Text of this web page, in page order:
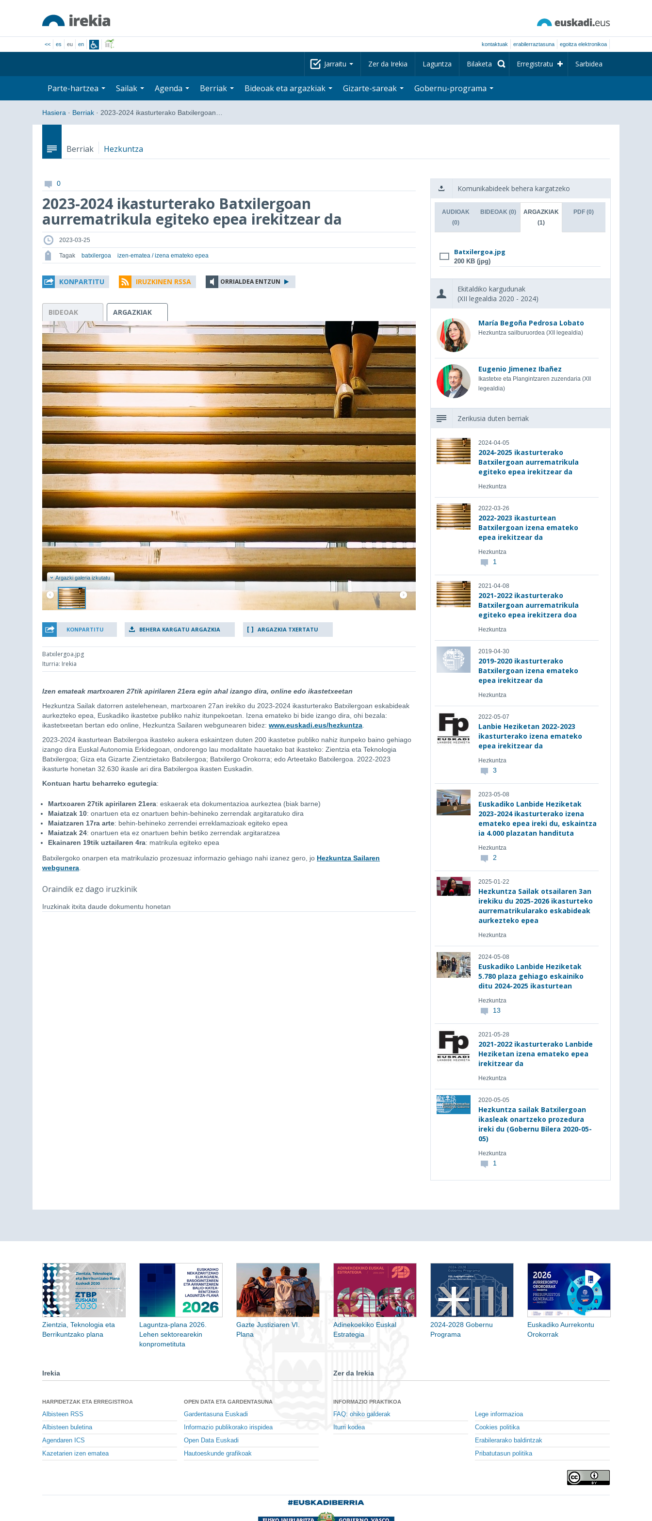
<< es eu en kontaktuak erabilerraztasuna egoitza elektronikoa
Jarraitu Zer da Irekia Laguntza Bilaketa Erregistratu Sarbidea
Parte-hartzea Sailak Agenda Berriak Bideoak eta argazkiak Gizarte-sareak Gobernu-programa
Hasiera · Berriak · 2023-2024 ikasturterako Batxilergoan…
Berriak Hezkuntza
0
2023-2024 ikasturterako Batxilergoan
aurrematrikula egiteko epea irekitzear da
2023-03-25
Tagak batxilergoa izen-ematea / izena emateko epea
KONPARTITU IRUZKINEN RSSA ORRIALDEA ENTZUN
BIDEOAK ARGAZKIAK
Argazki galeria izkutatu
KONPARTITU BEHERA KARGATU ARGAZKIA ARGAZKIA TXERTATU
Batxilergoa.jpg
Iturria: Irekia
Izen emateak martxoaren 27tik apirilaren 21era egin ahal izango dira, online edo ikastetxeetan
Hezkuntza Sailak datorren astelehenean, martxoaren 27an irekiko du 2023-2024 ikasturterako Batxilergoan eskabideak
aurkezteko epea, Euskadiko ikastetxe publiko nahiz itunpekoetan. Izena emateko bi bide izango dira, ohi bezala:
ikastetxeetan bertan edo online, Hezkuntza Sailaren webgunearen bidez: www.euskadi.eus/hezkuntza
2023-2024 ikasturtean Batxilergoa ikasteko aukera eskaintzen duten 200 ikastetxe publiko nahiz itunpeko baino gehiago
izango dira Euskal Autonomia Erkidegoan, ondorengo lau modalitate hauetako bat ikasteko: Zientzia eta Teknologia
Batxilergoa; Giza eta Gizarte Zientzietako Batxilergoa; Batxilergo Orokorra; edo Arteetako Batxilergoa. 2022-2023
ikasturte honetan 32.630 ikasle ari dira Batxilergoa ikasten Euskadin.
Kontuan hartu beharreko egutegia:
Martxoaren 27tik apirilaren 21era: eskaerak eta dokumentazioa aurkeztea (biak barne)
Maiatzak 10: onartuen eta ez onartuen behin-behineko zerrendak argitaratuko dira
Maiatzaren 17ra arte: behin-behineko zerrendei erreklamazioak egiteko epea
Maiatzak 24: onartuen eta ez onartuen behin betiko zerrendak argitaratzea
Ekainaren 19tik uztailaren 4ra: matrikula egiteko epea
Batxilergoko onarpen eta matrikulazio prozesuaz informazio gehiago nahi izanez gero, jo Hezkuntza Sailaren
webgunera
Oraindik ez dago iruzkinik
Iruzkinak itxita daude dokumentu honetan
Komunikabideek behera kargatzeko
AUDIOAK
(0)
BIDEOAK (0)
ARGAZKIAK
(1)
PDF (0)
Batxilergoa.jpg
200 KB (jpg)
Ekitaldiko kargudunak
(XII legealdia 2020 - 2024)
María Begoña Pedrosa Lobato
Hezkuntza sailburuordea (XII legealdia)
Eugenio Jimenez Ibañez
Ikastetxe eta Plangintzaren zuzendaria (XII
legealdia)
Zerikusia duten berriak
2024-04-05
2024-2025 ikasturterako
Batxilergoan aurrematrikula
egiteko epea irekitzear da
Hezkuntza
2022-03-26
2022-2023 ikasturtean
Batxilergoan izena emateko
epea irekitzear da
Hezkuntza
1
2021-04-08
2021-2022 ikasturterako
Batxilergoan aurrematrikula
egiteko epea irekitzera doa
Hezkuntza
2019-04-30
2019-2020 ikasturterako
Batxilergoan izena emateko
epea irekitzear da
Hezkuntza
2022-05-07
Lanbie Heziketan 2022-2023
ikasturterako izena emateko
epea irekitzear da
Hezkuntza
3
2023-05-08
Euskadiko Lanbide Heziketak
2023-2024 ikasturterako izena
emateko epea ireki du, eskaintza
ia 4.000 plazatan handituta
Hezkuntza
2
2025-01-22
Hezkuntza Sailak otsailaren 3an
irekiku du 2025-2026 ikasturteko
aurrematrikularako eskabideak
aurkezteko epea
Hezkuntza
2024-05-08
Euskadiko Lanbide Heziketak
5.780 plaza gehiago eskainiko
ditu 2024-2025 ikasturtean
Hezkuntza
13
2021-05-28
2021-2022 ikasturterako Lanbide
Heziketan izena emateko epea
irekitzear da
Hezkuntza
2020-05-05
Hezkuntza sailak Batxilergoan
ikasleak onartzeko prozedura
ireki du (Gobernu Bilera 2020-05-
05)
Hezkuntza
1
Zientzia, Teknologia eta
Berrikuntzako plana
Laguntza-plana 2026.
Lehen sektorearekin
konprometituta
Gazte Justiziaren VI.
Plana
Adinekoekiko Euskal
Estrategia
2024-2028 Gobernu
Programa
Euskadiko Aurrekontu
Orokorrak
Irekia
HARPIDETZAK ETA ERREGISTROA
Albisteen RSS
Albisteen buletina
Agendaren ICS
Kazetarien izen ematea
OPEN DATA ETA GARDENTASUNA
Gardentasuna Euskadi
Informazio publikorako irispidea
Open Data Euskadi
Hautoeskunde grafikoak
Zer da Irekia
INFORMAZIO PRAKTIKOA
FAQ: ohiko galderak
Iturri kodea
Lege informazioa
Cookies politika
Erabilerarako baldintzak
Pribatutasun politika